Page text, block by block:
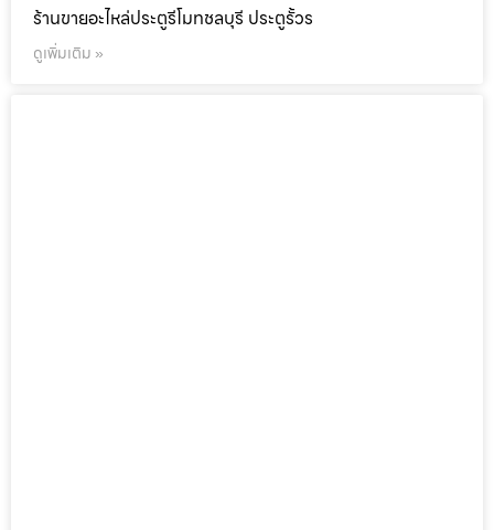
ร้านขายอะไหล่ประตูรีโมทชลบุรี ประตูรั้วร
ดูเพิ่มเติม »